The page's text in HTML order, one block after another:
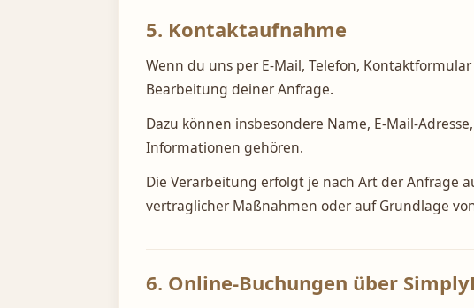
5. Kontaktaufnahme
Wenn du uns per E-Mail, Telefon,
Bearbeitung deiner Anfrage.
Dazu können insbesondere Name, E-Mail-
Informationen gehören.
Die Verarbeitung erfolgt je nach Art der Anfrage
vertraglicher Maßnahmen oder auf Grundlage
6. Online-Buchungen über